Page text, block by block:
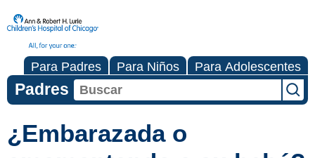
Para Padres Para Niños Para Adolescentes
Padres
¿Embarazada o